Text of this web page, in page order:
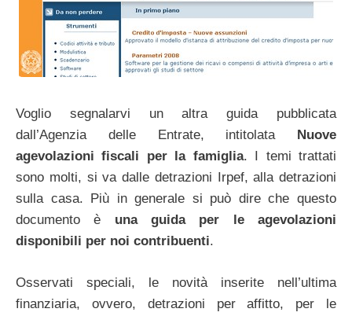
Voglio segnalarvi un altra guida pubblicata
dall’Agenzia delle Entrate, intitolata Nuove
agevolazioni fiscali per la famiglia. I temi trattati
sono molti, si va dalle detrazioni Irpef, alla detrazioni
sulla casa. Più in generale si può dire che questo
documento è una guida per le agevolazioni
disponibili per noi contribuenti.
Osservati speciali, le novità inserite nell’ultima
finanziaria, ovvero, detrazioni per affitto, per le